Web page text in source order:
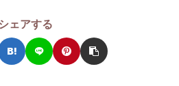
シェアする